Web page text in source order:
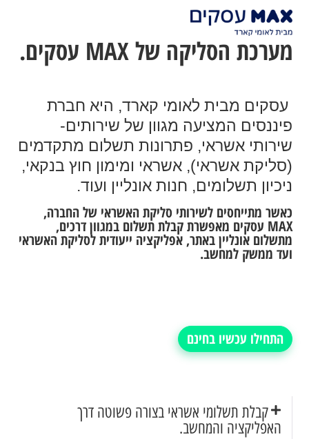
מערכת הסליקה של MAX עסקים.
עסקים מבית לאומי קארד, היא חברת
פיננסים המציעה מגוון של שירותים-
שירותי אשראי, פתרונות תשלום מתקדמים
(סליקת אשראי), אשראי ומימון חוץ בנקאי,
ניכיון תשלומים, חנות אונליין ועוד.
כאשר מתייחסים לשירותי סליקת האשראי של החברה,
MAX עסקים מאפשרת קבלת תשלום במגוון דרכים,
מתשלום אונליין באתר, אפליקציה ייעודית לסליקת האשראי
ועד ממשק למחשב.
התחילו עכשיו בחינם
קבלת תשלומי אשראי בצורה פשוטה דרך
האפליקציה והמחשב.